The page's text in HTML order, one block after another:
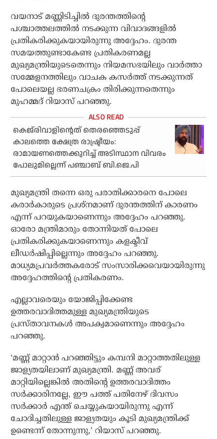
വയനാട് മണ്ണിടിച്ചില്‍ ദുരന്തത്തിന്റെ
പശ്ചാത്തലത്തില്‍ നടക്കുന്ന വിവാദങ്ങളില്‍
പ്രതികരിക്കുകയായിരുന്നു അദ്ദേഹം. ദുരന്ത
സമയത്തുണ്ടാകേണ്ട പ്രതികരണമല്ല
മുഖ്യമന്ത്രിയുടെതെന്നും നിയമസഭയിലും വാര്‍ത്താ
സമ്മേളനത്തിലും വാചക കസര്‍ത്ത് നടക്കുന്നത്
പോലെയല്ല ഭരണചക്രം തിരിക്കുന്നതെന്നും
മുഹമ്മദ് റിയാസ് പറഞ്ഞു.
കെജ്‌രിവാളിന്റെത് തെരഞ്ഞെടുപ്പ്
കാലത്തെ ക്ഷേത്ര രാഷ്ട്രീയം:
രാമായണത്തെക്കുറിച്ച് അടിസ്ഥാന വിവരം
പോലുമില്ലെന്ന് പഞ്ചാബ് ബി.ജെ.പി
മുഖ്യമന്ത്രി തന്നെ ഒരു പരാതിക്കാരനെ പോലെ
കരാര്‍കാരുടെ പ്രശ്‌നമാണ് ദുരന്തത്തിന് കാരണം
എന്ന് പറയുകയാണെന്നും അദ്ദേഹം പറഞ്ഞു.
ഓരോ മന്ത്രിമാരും തോന്നിയത് പോലെ
പ്രതികരിക്കുകയാണെന്നും കളക്ടീവ്
ലീഡര്‍ഷിപ്പില്ലെന്നും അദ്ദേഹം പറഞ്ഞു.
മാധ്യമപ്രവര്‍ത്തകരോട് സംസാരിക്കവെയായിരുന്നു
അദ്ദേഹത്തിന്റെ പ്രതികരണം.
എല്ലാവരെയും യോജിപ്പിക്കേണ്ട
ഉത്തരവാദിത്തമുള്ള മുഖ്യമന്ത്രിയുടെ
പ്രസ്താവനകള്‍ അപക്വമാണെന്നും അദ്ദേഹം
പറഞ്ഞു.
‘മണ്ണ് മാറ്റാന്‍ പറഞ്ഞിട്ടും കമ്പനി മാറ്റാത്തതിലുള്ള
ജാള്യതയിലാണ് മുഖ്യമന്ത്രി. മണ്ണ് അവര്
മാറ്റിയില്ലെങ്കില്‍ അതിന്റെ ഉത്തരവാദിത്തം
സര്‍ക്കാരിനല്ലേ, ഈ പത്ത് പതിനേഴ് ദിവസം
സര്‍ക്കാര്‍ എന്ത് ചെയ്യുകയായിരുന്നു എന്ന്
ചോദിച്ചതിലുള്ള ജാള്യതയും കൂടി മുഖ്യമന്ത്രിക്ക്
ഉണ്ടെന്ന് തോന്നുന്നു,’ റിയാസ് പറഞ്ഞു.